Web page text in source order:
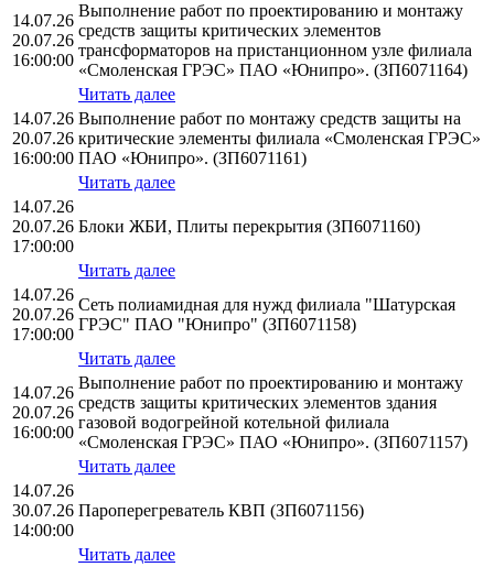
14.07.26
20.07.26
16:00:00
Выполнение работ по проектированию и монтажу
средств защиты критических элементов
трансформаторов на пристанционном узле филиала
«Смоленская ГРЭС» ПАО «Юнипро». (ЗП6071164)
Читать далее
14.07.26
20.07.26
16:00:00
Выполнение работ по монтажу средств защиты на
критические элементы филиала «Смоленская ГРЭС»
ПАО «Юнипро». (ЗП6071161)
Читать далее
14.07.26
20.07.26
17:00:00
Блоки ЖБИ, Плиты перекрытия (ЗП6071160)
Читать далее
14.07.26
20.07.26
17:00:00
Сеть полиамидная для нужд филиала "Шатурская
ГРЭС" ПАО "Юнипро" (ЗП6071158)
Читать далее
14.07.26
20.07.26
16:00:00
Выполнение работ по проектированию и монтажу
средств защиты критических элементов здания
газовой водогрейной котельной филиала
«Смоленская ГРЭС» ПАО «Юнипро». (ЗП6071157)
Читать далее
14.07.26
30.07.26
14:00:00
Пароперегреватель КВП (ЗП6071156)
Читать далее